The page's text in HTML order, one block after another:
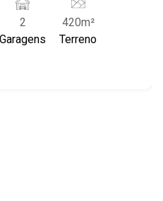
- Escritório - Lavabo -
armários - Despensa
serviço - Dormitório de
campo de futebol,
2
Garagens
420m²
Terreno